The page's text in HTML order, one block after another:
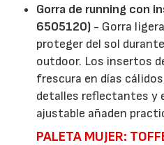
Gorra de running con
6505120) - Gorra
proteger del sol
outdoor. Los insertos
frescura en días
detalles reflectantes y
ajustable añaden
PALETA MUJER: